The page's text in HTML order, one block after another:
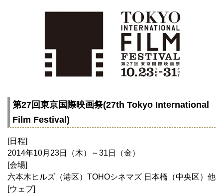
第27回東京国際映画祭(27th Tokyo International
Film Festival)
[日程]
2014年10月23日（木）～31日（金）
[会場]
六本木ヒルズ（港区）TOHOシネマズ 日本橋（中央区）他
[ウェブ]